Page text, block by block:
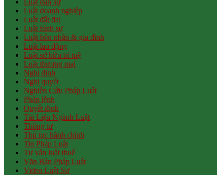
Luật doanh nghiệp
Luật đất đai
Luật hình sự
Luật hôn nhân & gia đình
Luật lao động
Luật sở hữu trí tuệ
Luật thương mại
Nghị định
Nghị quyết
Nghiên Cứu Pháp Luật
Pháp lệnh
Quyết định
Tài Liệu Ngành Luật
Thông tư
Thủ tục hành chính
Tin Pháp Luật
Tư vấn luật thuế
Văn Bản Pháp Luật
Video Luật Sư